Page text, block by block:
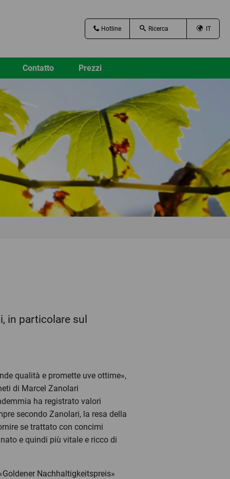
Hotline IT
Contatto Prezzi
in particolare sul
qualità e promette uve ottime»,
di Marcel Zanolari
ha registrato valori
secondo Zanolari, la resa della
se trattato con concimi
e quindi più vitale e ricco di
Nachhaltigkeitspreis»